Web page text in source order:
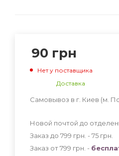
90 грн
Нет у поставщика
Доставка
Самовывоз в г. Киев (м.
Новой почтой до
Заказ до 799 грн. - 75 грн
Заказ от 799 грн. -